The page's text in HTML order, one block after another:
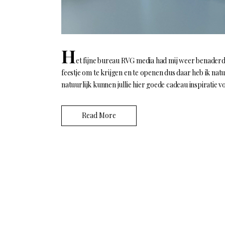
Het fijne bureau RVG media had mij weer
feestje om te krijgen en te openen dus daar heb ik
natuurlijk kunnen jullie hier goede cadeau inspiratie
Read More